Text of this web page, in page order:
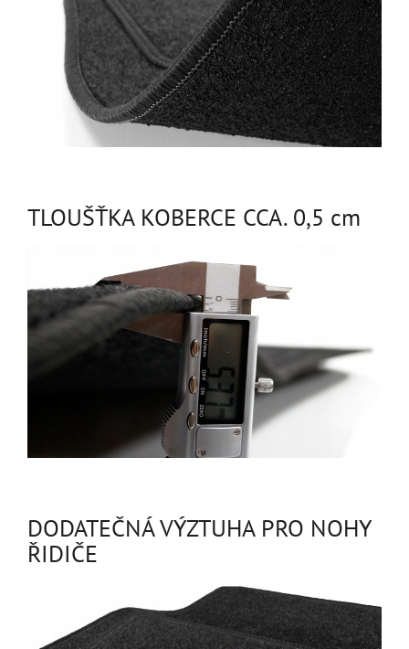
TLOUŠŤKA KOBERCE CCA. 0,5 cm
DODATEČNÁ VÝZTUHA PRO NOHY
ŘIDIČE